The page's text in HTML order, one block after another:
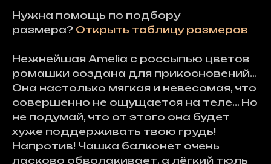
Нужна помощь по подбору
размера? Открыть таблицу размеров
Нежнейшая Amelia с россыпью цветов
ромашки создана для прикосновений...
Она настолько мягкая и невесомая, что
совершенно не ощущается на теле... Но
не подумай, что от этого она будет
хуже поддерживать твою грудь!
Напротив! Чашка балконет очень
ласково обволакивает, а лёгкий тюль